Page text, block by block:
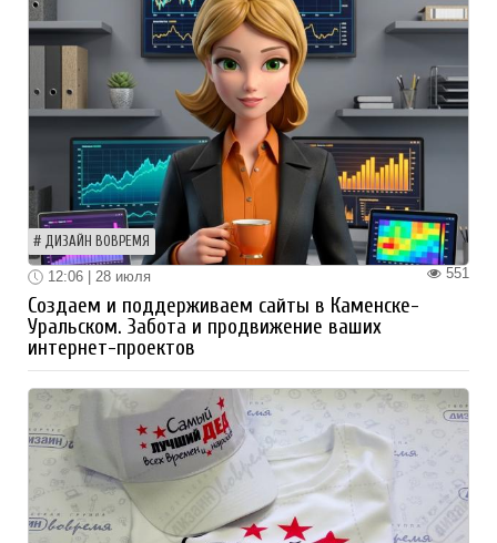
ДИЗАЙН ВОВРЕМЯ
551
12:06 | 28 июля
Создаем и поддерживаем сайты в Каменске-
Уральском. Забота и продвижение ваших
интернет-проектов